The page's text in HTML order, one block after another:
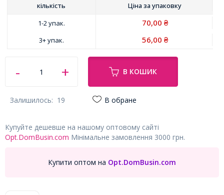
кількість Ціна заупаковку
1-2 упак.
70,00 ₴
3+ упак. 56,00 ₴
В КОШИК
Залишилось: 19 В обране
Купуйте дешевше на нашому оптовому сайті
Opt.DomBusin.com Мінімальне замовлення 3000 грн.
Купити оптом на Opt.DomBusin.com